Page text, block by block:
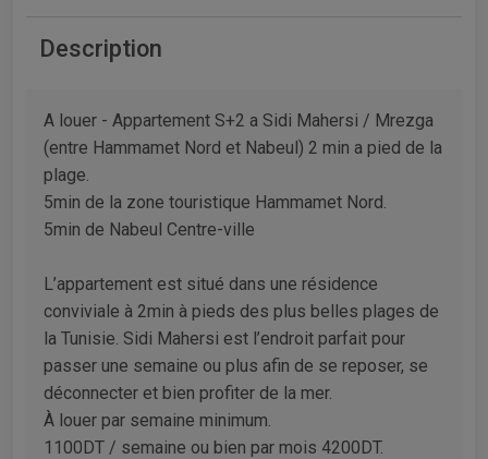
Description
A louer - Appartement S+2 a Sidi Mahersi / Mrezga
(entre Hammamet Nord et Nabeul) 2 min a pied de la
plage.
5min de la zone touristique Hammamet Nord.
5min de Nabeul Centre-ville
L’appartement est situé dans une résidence
conviviale à 2min à pieds des plus belles plages de
la Tunisie. Sidi Mahersi est l’endroit parfait pour
passer une semaine ou plus afin de se reposer, se
déconnecter et bien profiter de la mer.
À louer par semaine minimum.
1100DT / semaine ou bien par mois 4200DT.